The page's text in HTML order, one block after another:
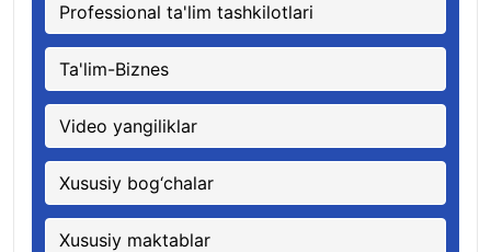
Professional ta'lim tashkilotlari
Ta'lim-Biznes
Video yangiliklar
Xususiy bog‘chalar
Xususiy maktablar